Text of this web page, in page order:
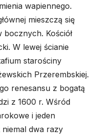
wapiennego.
mieszczą się
Kościół
W lewej ścianie
starościny
Przerembskiej.
renesansu z bogatą
z 1600 r. Wśród
i jeden
niemal dwa razy